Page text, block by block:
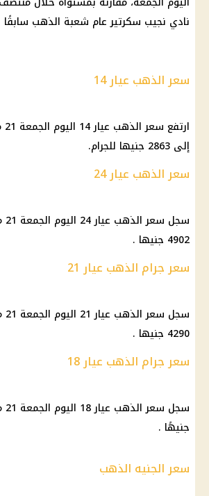
نادي نجيب سكرتير عام شعبة الذهب سابقًا
سعر الذهب عيار 14
إلى 2863 جنيها للجرام.
سعر الذهب عيار 24
4902 جنيها .
سعر جرام الذهب عيار 21
4290 جنيها .
سعر جرام الذهب عيار 18
جنيهًا .
سعر الجنيه الذهب